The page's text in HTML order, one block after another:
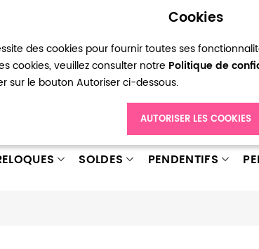
Cookies
des cookies pour fournir toutes ses
cookies, veuillez consulter notre Politique de
sur le bouton Autoriser ci-dessous.
AUTORISER LES COOKIES
Mon compte Ma liste d’envies
SOLDES PENDENTIFS